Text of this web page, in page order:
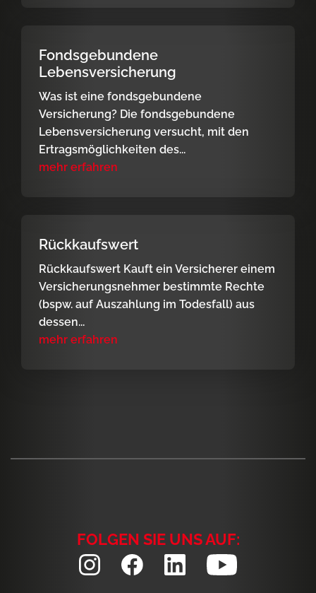
Fondsgebundene
Lebensversicherung
Was ist eine fondsgebundene
Versicherung? Die fondsgebundene
Lebensversicherung versucht, mit den
Ertragsmöglichkeiten des...
mehr erfahren
Rückkaufswert
Rückkaufswert Kauft ein Versicherer einem
Versicherungsnehmer bestimmte Rechte
(bspw. auf Auszahlung im Todesfall) aus
dessen...
mehr erfahren
FOLGEN SIE UNS AUF: